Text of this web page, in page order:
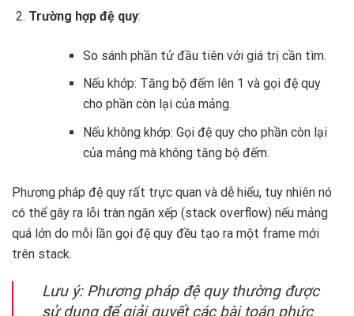
Trường hợp đệ quy:
So sánh phần tử đầu tiên với giá trị cần tìm.
Nếu khớp: Tăng bộ đếm lên 1 và gọi đệ quy
cho phần còn lại của mảng.
Nếu không khớp: Gọi đệ quy cho phần còn lại
của mảng mà không tăng bộ đếm.
Phương pháp đệ quy rất trực quan và dễ hiểu, tuy nhiên nó
có thể gây ra lỗi tràn ngăn xếp (stack overflow) nếu mảng
quá lớn do mỗi lần gọi đệ quy đều tạo ra một frame mới
trên stack.
Lưu ý: Phương pháp đệ quy thường được
sử dụng để giải quyết các bài toán phức